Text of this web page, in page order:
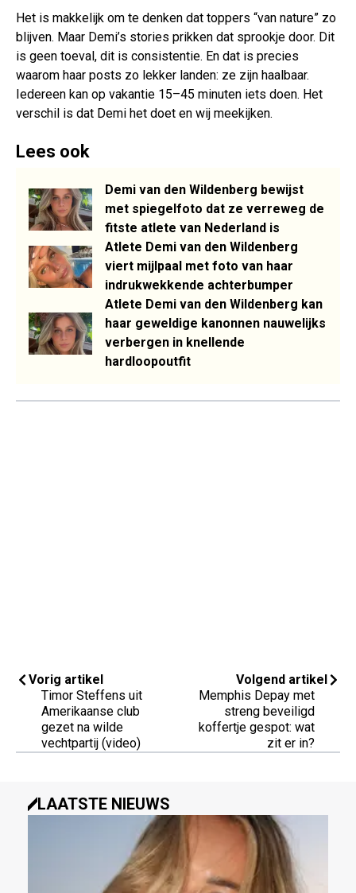
Het is makkelijk om te denken dat toppers “van nature” zo
blijven. Maar Demi’s stories prikken dat sprookje door. Dit
is geen toeval, dit is consistentie. En dat is precies
waarom haar posts zo lekker landen: ze zijn haalbaar.
Iedereen kan op vakantie 15–45 minuten iets doen. Het
verschil is dat Demi het doet en wij meekijken.
Lees ook
Demi van den Wildenberg bewijst
met spiegelfoto dat ze verreweg de
fitste atlete van Nederland is
Atlete Demi van den Wildenberg
viert mijlpaal met foto van haar
indrukwekkende achterbumper
Atlete Demi van den Wildenberg kan
haar geweldige kanonnen nauwelijks
verbergen in knellende
hardloopoutfit
Vorig artikel
Timor Steffens uit
Amerikaanse club
gezet na wilde
vechtpartij (video)
Volgend artikel
Memphis Depay met
streng beveiligd
koffertje gespot: wat
zit er in?
LAATSTE NIEUWS